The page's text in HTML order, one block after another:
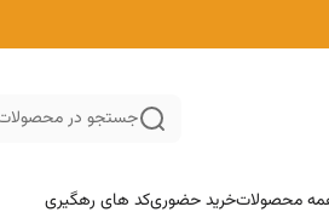
جستجو در
محصولاتخرید حضوریکد های رهگیری